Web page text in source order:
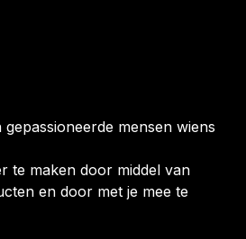
mensen wiens
te maken door middel van
en door met je mee te